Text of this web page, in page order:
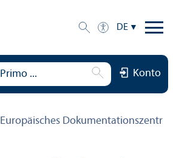
DE
Konto
Europäisches